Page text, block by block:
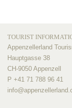
TOURIST
Appenzellerland
Hauptgasse 38
CH-9050 Appenzell
P +41 71 788 96 41
info@